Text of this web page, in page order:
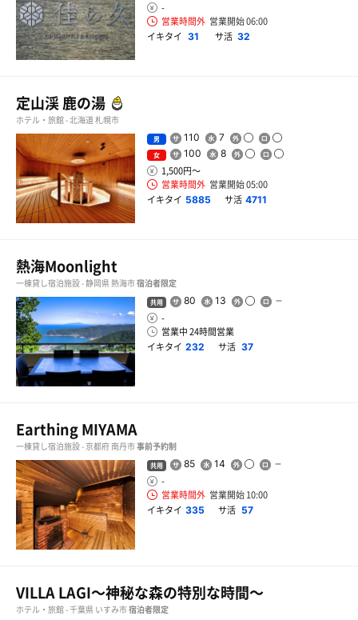
-
営業時間外 営業開始 06:00
イキタイ 31 サ活 32
定山渓 鹿の湯
ホテル・旅館 - 北海道 札幌市
男 110 7
女 100 8
1,500円〜
営業時間外 営業開始 05:00
イキタイ 5885 サ活 4711
熱海Moonlight
一棟貸し宿泊施設 - 静岡県 熱海市宿泊者限定
共用 80 13
-
営業中 24時間営業
イキタイ 232 サ活 37
Earthing MIYAMA
一棟貸し宿泊施設 - 京都府 南丹市事前予約制
共用 85 14
-
営業時間外 営業開始 10:00
イキタイ 335 サ活 57
VILLA LAGI〜神秘な森の特別な時間〜
ホテル・旅館 - 千葉県 いすみ市宿泊者限定